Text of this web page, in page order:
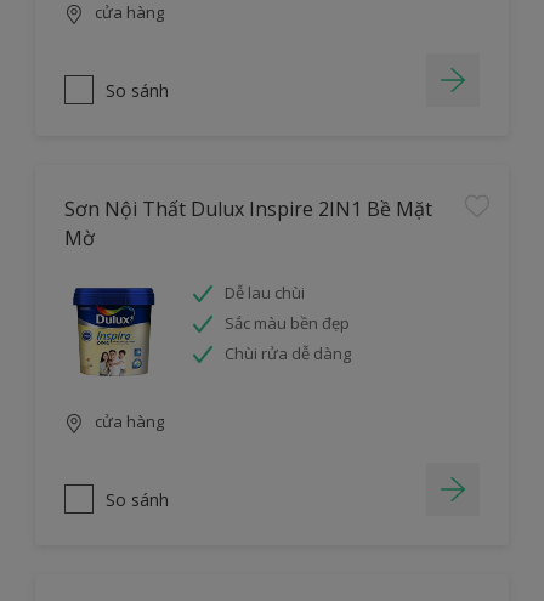
cửa hàng
So sánh
Sơn Nội Thất Dulux Inspire 2IN1 Bề Mặt
Mờ
Dễ lau chùi
Sắc màu bền đẹp
Chùi rửa dễ dàng
cửa hàng
So sánh